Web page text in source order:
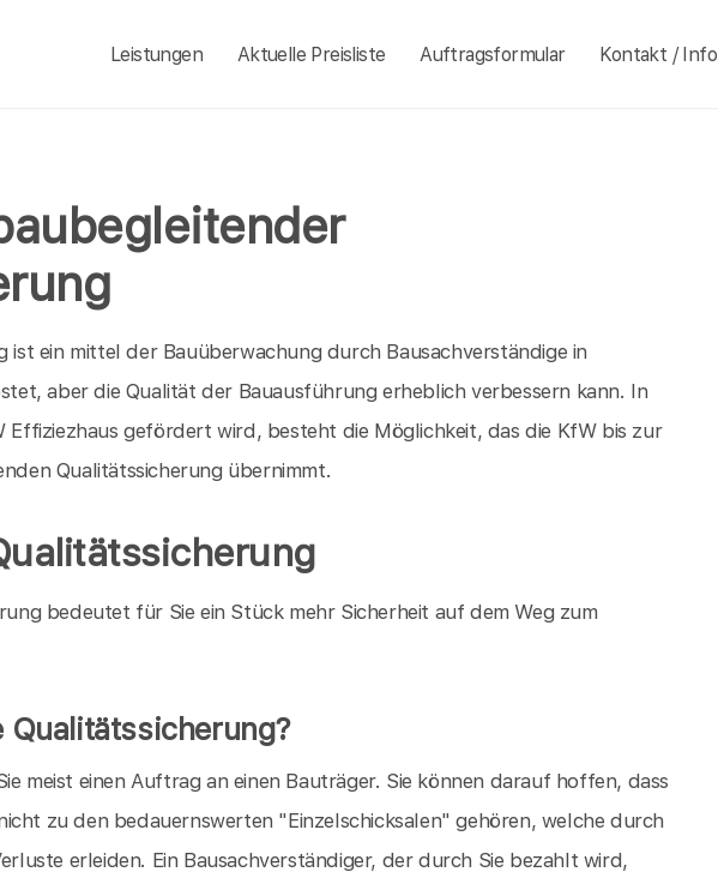
Leistungen Aktuelle Preisliste Auftragsformular Kontakt / Info
ist ein mittel der Bauüberwachung durch Bausachverständige in
aber die Qualität der Bauausführung erheblich verbessern kann. In
Effiziezhaus gefördert wird, besteht die Möglichkeit, das die KfW bis zur
Qualitätssicherung übernimmt.
bedeutet für Sie ein Stück mehr Sicherheit auf dem Weg zum
Qualitätssicherung?
meist einen Auftrag an einen Bauträger. Sie können darauf hoffen, dass
zu den bedauernswerten "Einzelschicksalen" gehören, welche durch
erleiden. Ein Bausachverständiger, der durch Sie bezahlt wird,